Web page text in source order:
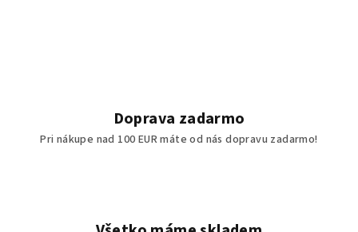
Doprava zadarmo
Pri nákupe nad 100 EUR máte od nás dopravu zadarmo!